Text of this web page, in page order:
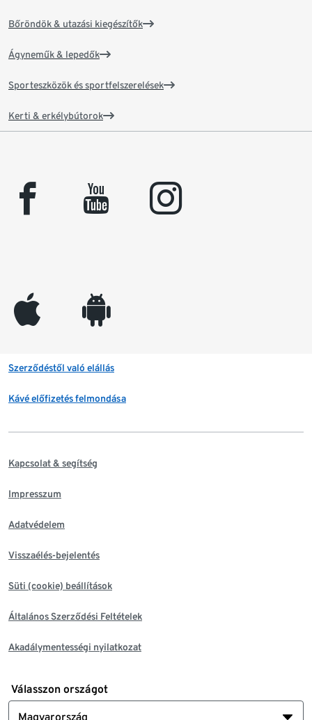
Bőröndök & utazási kiegészítők
Ágyneműk & lepedők
Sporteszközök és sportfelszerelések
Kerti & erkélybútorok
facebook youtube instagram
appleinc android
Szerződéstől való elállás
Kávé előfizetés felmondása
Kapcsolat & segítség
Impresszum
Adatvédelem
Visszaélés-bejelentés
Süti (cookie) beállítások
Általános Szerződési Feltételek
Akadálymentességi nyilatkozat
Válasszon országot
Magyarország